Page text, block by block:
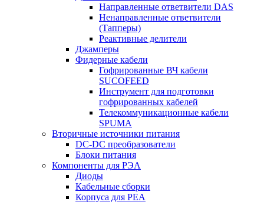
Направленные ответвители DAS
Ненаправленные ответвители
(Тапперы)
Реактивные делители
Джамперы
Фидерные кабели
Гофрированные ВЧ кабели
SUCOFEED
Инструмент для подготовки
гофрированных кабелей
Телекоммуникационные кабели
SPUMA
Вторичные источники питания
DC-DC преобразователи
Блоки питания
Компоненты для РЭА
Диоды
Кабельные сборки
Корпуса для РЕА